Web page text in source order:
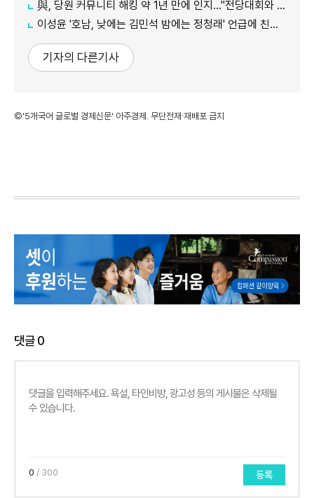
與, 당원 커뮤니티 해킹 약 1년 만에 인지…"전당대회와 무관"
이성윤 '호남, 낮에는 김민석 밤에는 정청래' 언급에 친명계 반발…"한심한 수준"
기자의 다른기사
©'5개국어 글로벌 경제신문' 아주경제. 무단전재·재배포 금지
댓글0
0 / 300 등록